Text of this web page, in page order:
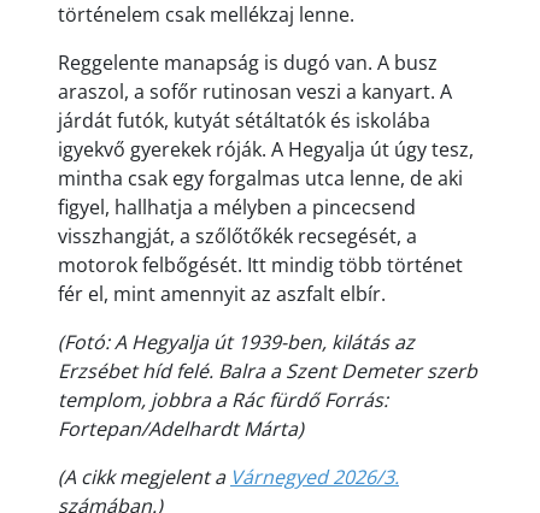
történelem csak mellékzaj lenne.
Reggelente manapság is dugó van. A busz
araszol, a sofőr rutinosan veszi a kanyart. A
járdát futók, kutyát sétáltatók és iskolába
igyekvő gyerekek róják. A Hegyalja út úgy tesz,
mintha csak egy forgalmas utca lenne, de aki
figyel, hallhatja a mélyben a pincecsend
visszhangját, a szőlőtőkék recsegését, a
motorok felbőgését. Itt mindig több történet
fér el, mint amennyit az aszfalt elbír.
(Fotó: A Hegyalja út 1939-ben, kilátás az
Erzsébet híd felé. Balra a Szent Demeter szerb
templom, jobbra a Rác fürdő Forrás:
Fortepan/Adelhardt Márta)
(A cikk megjelent a Várnegyed 2026/3.
számában.)